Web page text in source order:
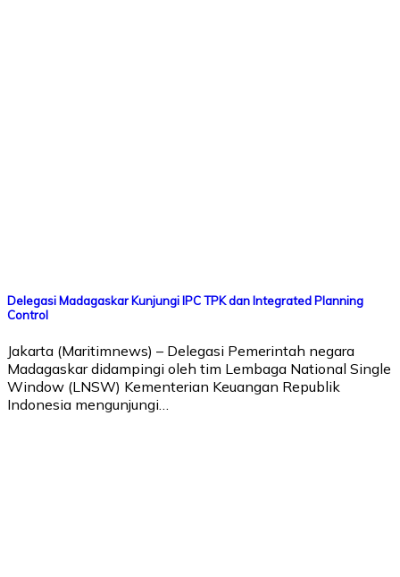
Delegasi Madagaskar Kunjungi IPC TPK dan Integrated Planning
Control
Jakarta (Maritimnews) – Delegasi Pemerintah negara
Madagaskar didampingi oleh tim Lembaga National Single
Window (LNSW) Kementerian Keuangan Republik
Indonesia mengunjungi…